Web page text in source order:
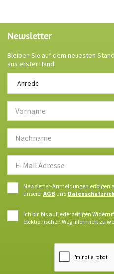
Newsletter
Bleiben Sie auf dem neuesten
aus erster Hand.
Anrede
Anrede
Newsletter-Anmeldungen erfolgen
unsererAGB und
Ich bin bis auf jederzeitigen
elektronischen Weg informiert zu